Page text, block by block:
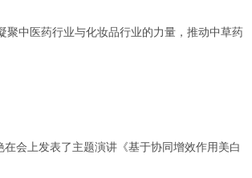
聚中医药行业与化妆品行业的力量，推动中草药
会上发表了主题演讲《基于协同增效作用美白